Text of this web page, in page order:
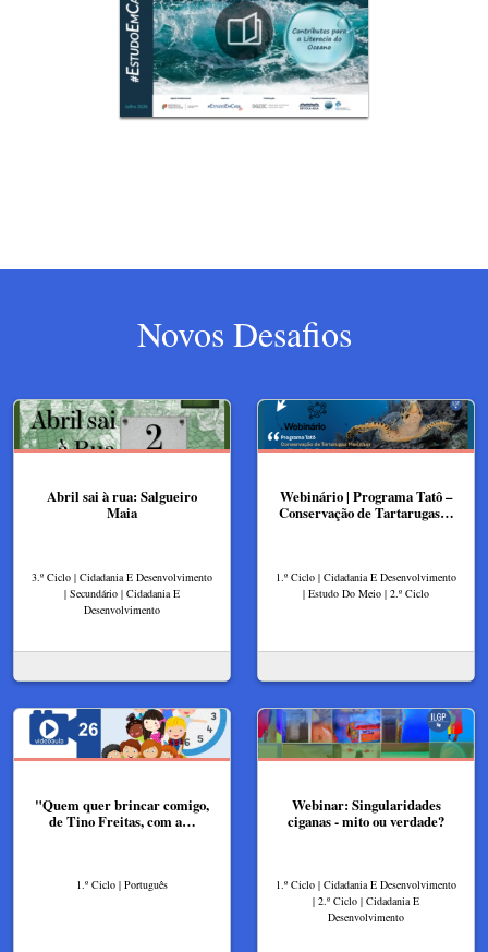
Novos Desafios
Abril sai à rua: Salgueiro
Maia
3.º Ciclo | Cidadania E Desenvolvimento
| Secundário | Cidadania E
Desenvolvimento
Webinário | Programa Tatô –
Conservação de Tartarugas…
1.º Ciclo | Cidadania E Desenvolvimento
| Estudo Do Meio | 2.º Ciclo
"Quem quer brincar comigo,
de Tino Freitas, com a…
1.º Ciclo | Português
Webinar: Singularidades
ciganas - mito ou verdade?
1.º Ciclo | Cidadania E Desenvolvimento
| 2.º Ciclo | Cidadania E
Desenvolvimento